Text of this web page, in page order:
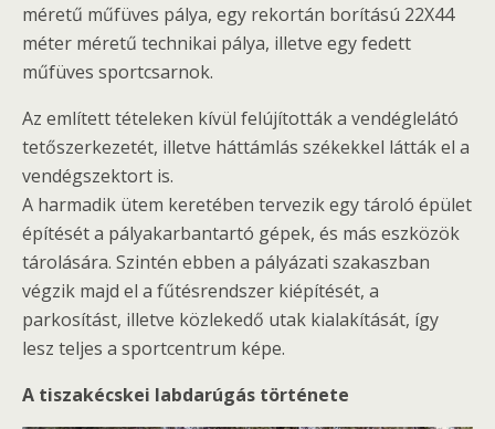
méretű műfüves pálya, egy rekortán borítású 22X44
méter méretű technikai pálya, illetve egy fedett
műfüves sportcsarnok.
Az említett tételeken kívül felújították a vendéglelátó
tetőszerkezetét, illetve háttámlás székekkel látták el a
vendégszektort is.
A harmadik ütem keretében tervezik egy tároló épület
építését a pályakarbantartó gépek, és más eszközök
tárolására. Szintén ebben a pályázati szakaszban
végzik majd el a fűtésrendszer kiépítését, a
parkosítást, illetve közlekedő utak kialakítását, így
lesz teljes a sportcentrum képe.
A tiszakécskei labdarúgás története